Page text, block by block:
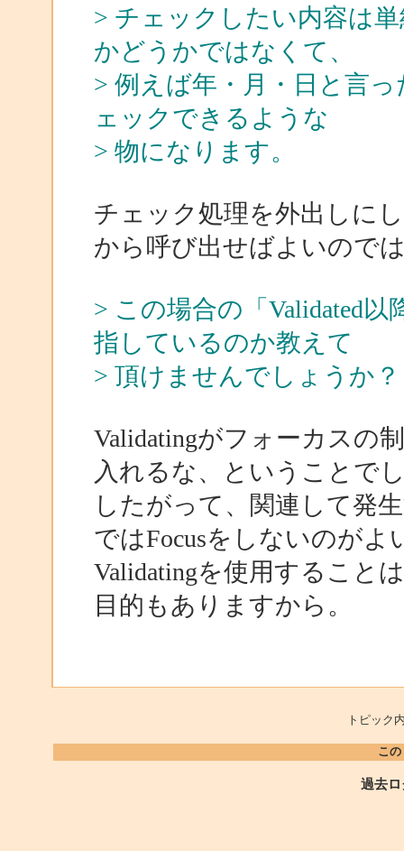
> チェックしたい内容は
かどうかではなくて、
> 例えば年・月・日と言
ェックできるような
> 物になります。
チェック処理を外出しに
から呼び出せばよいので
> この場合の「Validated
指しているのか教えて
> 頂けませんでしょうか？
Validatingがフォーカスの
入れるな、ということで
したがって、関連して発
ではFocusをしないのがよ
Validatingを使用すること
目的もありますから。
トピッ
こ
過去